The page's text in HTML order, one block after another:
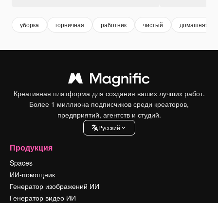
уборка горничная работник чистый домашняя
Креативная платформа для создания ваших лучших работ.
Более 1 миллиона подписчиков среди креаторов,
предприятий, агентств и студий.
Pусский
Продукция
Spaces
ИИ-помощник
Генератор изображений ИИ
Генератор видео ИИ